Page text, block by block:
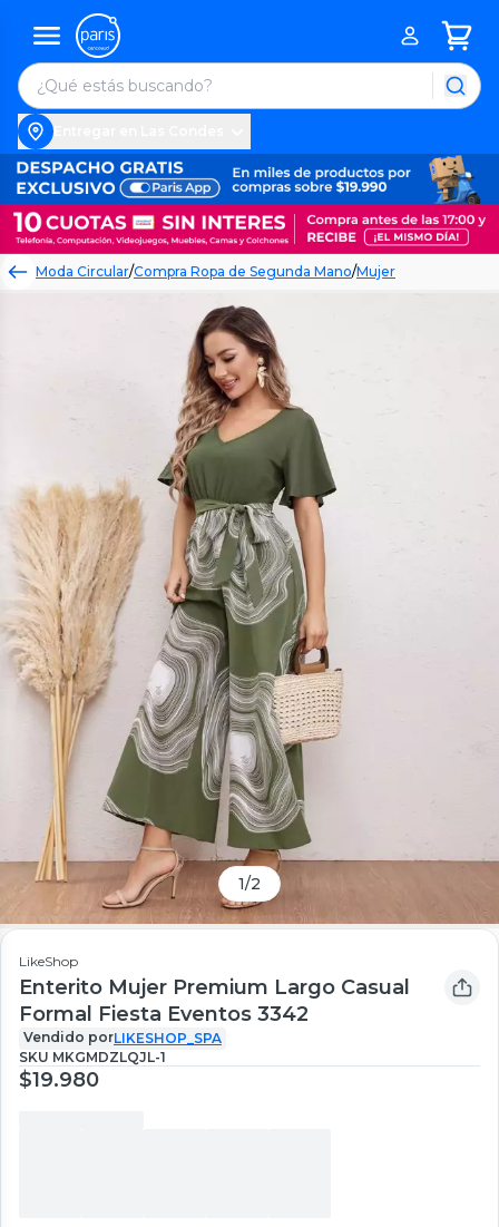
Moda Circular/Compra Ropa de Segunda Mano/Mujer
1/2
LikeShop
Enterito Mujer Premium Largo Casual
Formal Fiesta Eventos 3342
Vendido porLIKESHOP_SPA
SKU MKGMDZLQJL-1
$19.980